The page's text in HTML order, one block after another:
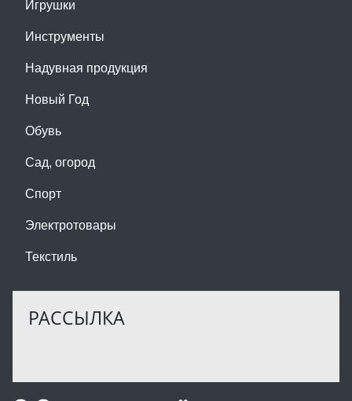
Игрушки
Инструменты
Надувная продукция
Новый Год
Обувь
Сад, огород
Спорт
Электротовары
Текстиль
РАССЫЛКА